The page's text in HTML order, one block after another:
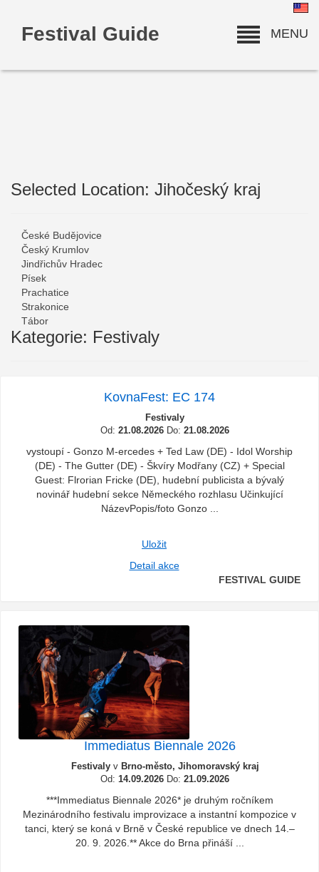
Festival Guide MENU
deneme bonusu
Selected Location: Jihočeský kraj
České Budějovice
Český Krumlov
Jindřichův Hradec
Písek
Prachatice
Strakonice
Tábor
Kategorie: Festivaly
KovnaFest: EC 174
Festivaly
Od: 21.08.2026 Do: 21.08.2026
vystoupí - Gonzo M-ercedes + Ted Law (DE) - Idol Worship
(DE) - The Gutter (DE) - Škvíry Modřany (CZ) + Special
Guest: Flrorian Fricke (DE), hudební publicista a bývalý
novinář hudební sekce Německého rozhlasu Učinkující
NázevPopis/foto Gonzo ...
Uložit
Detail akce
FESTIVAL GUIDE
Immediatus Biennale 2026
Festivalyv Brno-město, Jihomoravský kraj
Od: 14.09.2026 Do: 21.09.2026
***Immediatus Biennale 2026* je druhým ročníkem
Mezinárodního festivalu improvizace a instantní kompozice v
tanci, který se koná v Brně v České republice ve dnech 14.–
20. 9. 2026.** Akce do Brna přináší ...